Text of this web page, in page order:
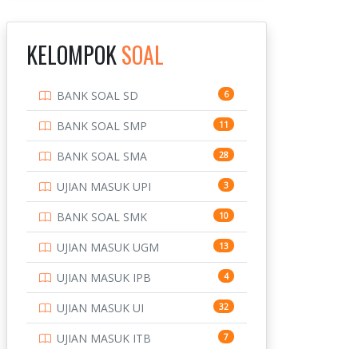
BANDUNG
INSTITUT TEKNOLOGI
INSTITUT TEKNOLOGI
SEPULUH NOVEMBER
10
INSTITUT TEKNOLOGI
SUMATERA
9
IPDN / STPDN 148
PENDIDIKAN 943
PERBANKAN 3
POLRI 169
POLTEK SSN 7
4
KELOMPOKSOAL
BANK SOAL SD 6
BANK SOAL SMP 11
BANK SOAL SMA 28
UJIAN MASUK UPI 3
BANK SOAL SMK 10
UJIAN MASUK UGM 13
UJIAN MASUK IPB 4
UJIAN MASUK UI 32
UJIAN MASUK ITB 7